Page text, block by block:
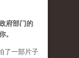
府部门的
。
了一部片子